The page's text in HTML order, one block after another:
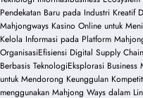
Pendekatan Baru pada Industri Kreatif
Mahjongways Kasino Online untuk
Kelola Informasi pada Platform
OrganisasiEfisiensi Digital Supply
Berbasis TeknologiEksplorasi
untuk Mendorong Keunggulan
menggunakan Mahjong Ways dalam